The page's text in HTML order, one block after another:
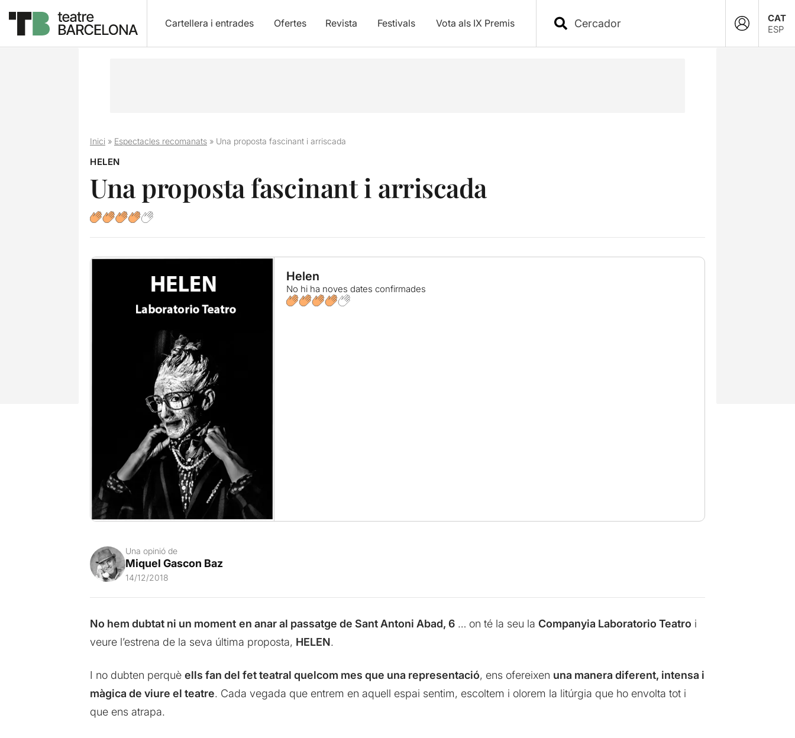
Cartellera i entrades Ofertes Revista Festivals Vota als IX Premis
CAT
ESP
Inici» Espectacles recomanats» Una proposta fascinant i arriscada
HELEN
Una proposta fascinant i arriscada
Helen
No hi ha noves dates confirmades
Una opinió de
Miquel Gascon Baz
14/12/2018
No hem dubtat ni un moment en anar al passatge de Sant Antoni Abad, 6… on té la seu la Companyia Laboratorio Teatro i
veure l’estrena de la seva última proposta, HELEN.
I no dubten perquè ells fan del fet teatral quelcom mes que una representació, ens ofereixen una manera diferent, intensa i
màgica de viure el teatre. Cada vegada que entrem en aquell espai sentim, escoltem i olorem la litúrgia que ho envolta tot i
que ens atrapa.